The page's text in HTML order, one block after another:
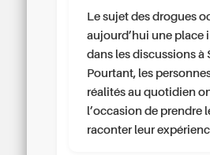
Le sujet des drogues
aujourd’hui une place
dans les discussions à
Pourtant, les
réalités au quotidien
l’occasion de prendre
raconter leur